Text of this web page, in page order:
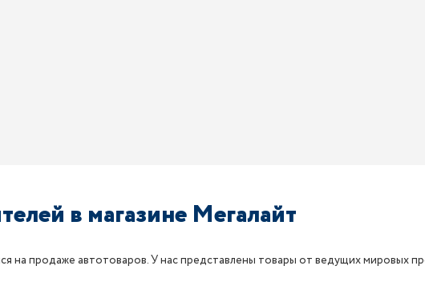
в магазине Мегалайт
на продаже автотоваров. У нас представлены товары от ведущих мировых